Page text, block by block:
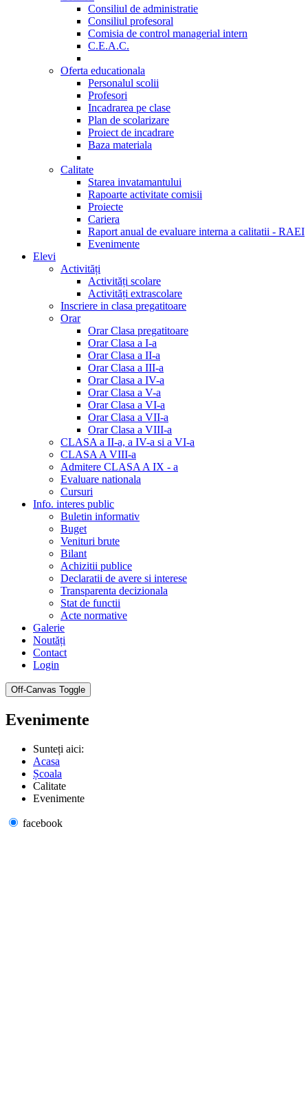
Consiliul de administratie
Consiliul profesoral
Comisia de control managerial intern
C.E.A.C.
Oferta educationala
Personalul scolii
Profesori
Incadrarea pe clase
Plan de scolarizare
Proiect de incadrare
Baza materiala
Calitate
Starea invatamantului
Rapoarte activitate comisii
Proiecte
Cariera
Raport anual de evaluare interna a calitatii - RAEI
Evenimente
Elevi
Activități
Activități scolare
Activități extrascolare
Inscriere in clasa pregatitoare
Orar
Orar Clasa pregatitoare
Orar Clasa a I-a
Orar Clasa a II-a
Orar Clasa a III-a
Orar Clasa a IV-a
Orar Clasa a V-a
Orar Clasa a VI-a
Orar Clasa a VII-a
Orar Clasa a VIII-a
CLASA a II-a, a IV-a si a VI-a
CLASA A VIII-a
Admitere CLASA A IX - a
Evaluare nationala
Cursuri
Info. interes public
Buletin informativ
Buget
Venituri brute
Bilant
Achizitii publice
Declaratii de avere si interese
Transparenta decizionala
Stat de functii
Acte normative
Galerie
Noutăți
Contact
Login
Off-Canvas Toggle
Evenimente
Sunteți aici:
Acasa
Școala
Calitate
Evenimente
facebook